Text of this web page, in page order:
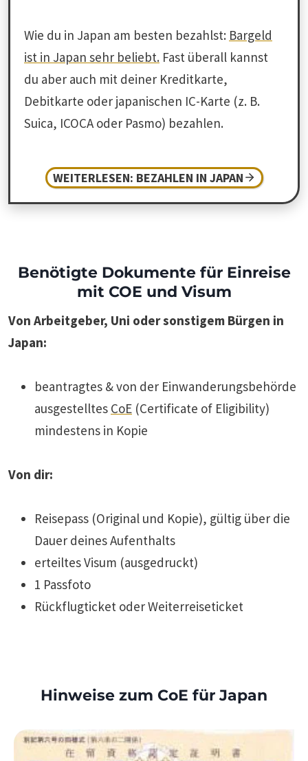
Wie du in Japan am besten bezahlst: Bargeld
ist in Japan sehr beliebt. Fast überall kannst
du aber auch mit deiner Kreditkarte,
Debitkarte oder japanischen IC-Karte (z. B.
Suica, ICOCA oder Pasmo) bezahlen.
WEITERLESEN: BEZAHLEN IN JAPAN
Benötigte Dokumente für Einreise
mit COE und Visum
Von Arbeitgeber, Uni oder sonstigem Bürgen in
Japan:
beantragtes & von der Einwanderungsbehörde
ausgestelltes CoE (Certificate of Eligibility)
mindestens in Kopie
Von dir:
Reisepass (Original und Kopie), gültig über die
Dauer deines Aufenthalts
erteiltes Visum (ausgedruckt)
1 Passfoto
Rückflugticket oder Weiterreiseticket
Hinweise zum CoE für Japan